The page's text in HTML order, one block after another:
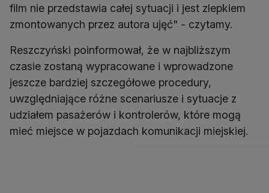
film nie przedstawia całej sytuacji i jest zlepkiem
zmontowanych przez autora ujęć" - czytamy.
Reszczyński poinformował, że w najbliższym
czasie zostaną wypracowane i wprowadzone
jeszcze bardziej szczegółowe procedury,
uwzględniające różne scenariusze i sytuacje z
udziałem pasażerów i kontrolerów, które mogą
mieć miejsce w pojazdach komunikacji miejskiej.